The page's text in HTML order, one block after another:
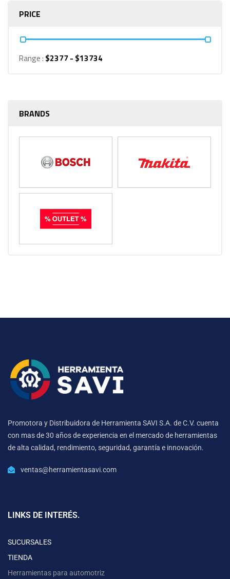
PRICE
Range : $2377 - $13734
BRANDS
Promotora y Distribuidora de Herramienta SAVI S.A. de C.V. cuenta
con mas de 30 años de experiencia en el mercado de herramientas
de alta calidad, rendimiento, seguridad, garantía e innovación.
ventas@herramientasavi.com
LINKS DE INTERÉS.
SUCURSALES
TIENDA
Herramientas para automotriz